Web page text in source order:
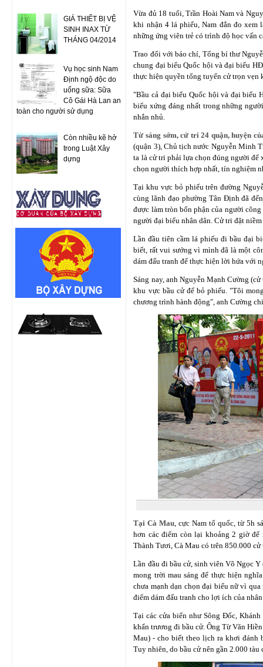
GIÁ THIẾT BỊ VỆ
SINH INAX TỪ
THÁNG 04/2014
Vụ học sinh Nam
Định ngộ độc do
uống sữa: Sữa
Cô Gái Hà Lan an
toàn cho người sử dụng
Còn nhiều kẽ hở
trong Luật Xây
dựng
Vừa đủ 18 tuổi, Trần Hoài Nam và
khi nhận 4 lá phiếu, Nam đắn đo
những ứng viên trẻ có trình độ học vấn
Trao đổi với báo chí, Tổng bí thư
chung đại biểu Quốc hội và đại biểu
thực hiện quyền tổng tuyển cử trọn vẹn
"Bầu cả đại biểu Quốc hội và đại biểu
biểu xứng đáng nhất trong những
nhắn nhủ.
Từ sáng sớm, cử tri 24 quận, huyện
(quận 3), Chủ tịch nước Nguyễn Minh
ta là cử tri phải lựa chọn đúng người để
chọn người thích hợp nhất, tín nghiệm
Tại khu vực bỏ phiếu trên đường
cùng lãnh đạo phường Tân Định đã
được làm tròn bổn phận của người
người đại biểu nhân dân. Cử tri đặt
Lần đầu tiên cầm lá phiếu đi bầu đại
biết, rất vui sướng vì mình đã là một
dám đấu tranh để thực hiện lời hứa với
Sáng nay, anh Nguyễn Mạnh Cường
khu vực bầu cử để bỏ phiếu. "Tôi
chương trình hành động", anh Cường
Tại Cà Mau, cực Nam tổ quốc, từ 5h
hơn các điểm còn lại khoảng 2 giờ
Thành Tươi, Cà Mau có trên 850.000
Lần đầu đi bầu cử, sinh viên Võ Ngọc
mong trời mau sáng để thực hiện
chưa mạnh dạn chọn đại biểu nữ vì
điểm dám đấu tranh cho lợi ích của
Tại các cửa biển như Sông Đốc,
khẩn trương đi bầu cử. Ông Từ Văn
Mau) - cho biết theo lịch ra khơi đánh
Tuy nhiên, do bầu cử nên gần 2.000